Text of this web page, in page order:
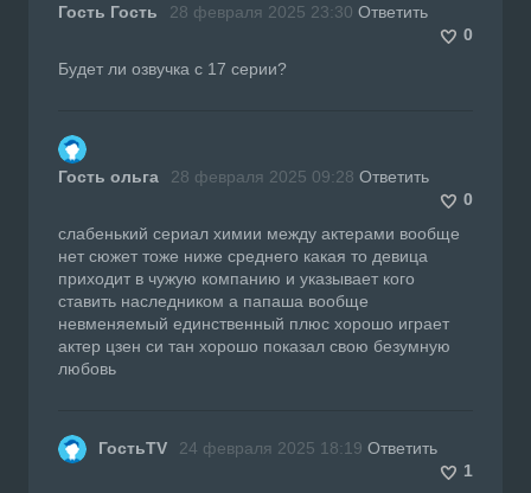
Гость Гость 28 февраля 2025 23:30 Ответить
0
Будет ли озвучка с 17 серии?
Гость ольга 28 февраля 2025 09:28 Ответить
0
слабенький сериал химии между актерами вообще
нет сюжет тоже ниже среднего какая то девица
приходит в чужую компанию и указывает кого
ставить наследником а папаша вообще
невменяемый единственный плюс хорошо играет
актер цзен си тан хорошо показал свою безумную
любовь
ГостьTV 24 февраля 2025 18:19 Ответить
1